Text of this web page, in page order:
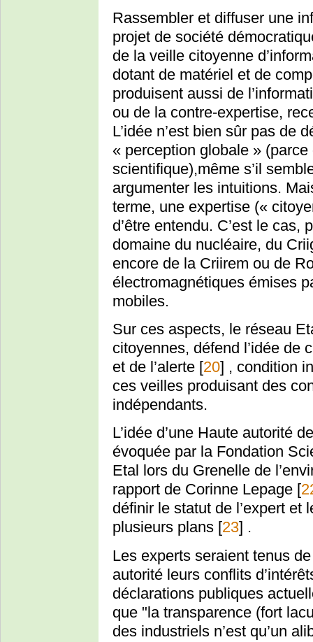
Rassembler et diffuser une
projet de société
de la veille citoyenne
dotant de matériel et de
produisent aussi de
ou de la contre-expertise,
L’idée n’est bien sûr pas de
« perception globale » (parce
scientifique),même s’il
argumenter les intuitions.
terme, une expertise («
d’être entendu. C’est le
domaine du nucléaire, du
encore de la Criirem ou de
électromagnétiques émises
mobiles.
Sur ces aspects, le réseau
citoyennes, défend l’idée de
et de l’alerte [20] , condition
ces veilles produisant des
indépendants.
L’idée d’une Haute autorité
évoquée par la Fondation
Etal lors du Grenelle de
rapport de Corinne Lepage [
définir le statut de l’expert et
plusieurs plans [23] .
Les experts seraient tenus
autorité leurs conflits
déclarations publiques
que "la transparence (fort
des industriels n’est qu’un